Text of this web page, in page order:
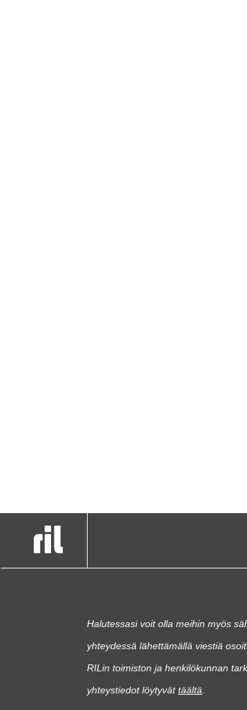
Halutessasi voit olla meihin myös
yhteydessä lähettämällä viestiä
RILin toimiston ja henkilökunnan
yhteystiedot löytyvättäältä